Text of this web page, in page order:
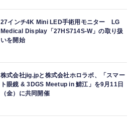
27インチ4K Mini LED手術用モニター LG
Medical Display「27HS714S-W」の取り扱
いを開始
株式会社jig.jpと株式会社ホロラボ、「スマー
ト眼鏡 & 3DGS Meetup in 鯖江」を9月11日
（金）に共同開催